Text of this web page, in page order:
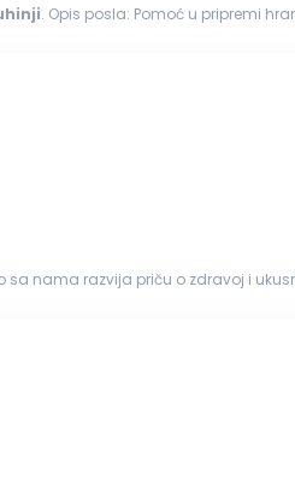
. Opis posla: Pomoć u pripremi hrane i namirnica Održavanje higijene radnog
razvija priču o zdravoj i ukusnoj